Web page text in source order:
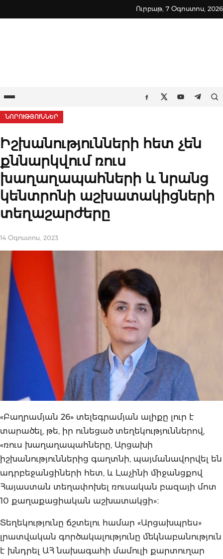
to
Ուրբաթ, 7 Օգոստոս, 2026
Ընտրացանկ Facebook
TwitterYoutube
ՆՈՐՈՒԹՅՈՒՆՆԵՐ
Իշխանությունների հետ չեն
քննարկվում ռուս
խաղաղապահների և նրանց
կենտրոնի աշխատակիցների
տեղաշարժերը
14 Օգոստոս, 2023
«Բաղրամյան 26» տելեգրամյան ալիքը լուր է
տարածել, թե, իր ունեցած տեղեկություններով,
«ռուս խաղաղապահները, Արցախի
իշխանություններից գաղտնի, պայմանավորվել են
ադրբեջանցիների հետ, և Լաչինի միջանցքով
Հայաստան տեղափոխել ռուսական բազայի մոտ
10 քաղաքացիական աշխատակցի»։
Տեղեկությունը ճշտելու համար «Արցախպրես»
լրատվական գործակալությունը մեկնաբանություն
է խնդրել ԱՀ նախագահի մամուլի քարտուղար